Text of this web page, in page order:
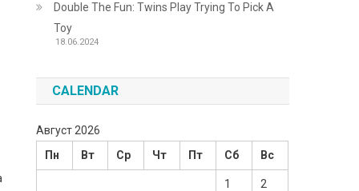
Double The Fun: Twins Play Trying To Pick A
Toy
18.06.2024
CALENDAR
Август 2026
Пн
Вт Ср Чт Пт Сб Вс
1 2